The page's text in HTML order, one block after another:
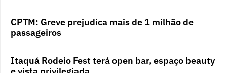
CPTM: Greve prejudica mais de 1 milhão de
passageiros
Itaquá Rodeio Fest terá open bar, espaço beauty